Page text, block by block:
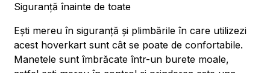
Siguranță înainte de toate
Ești mereu în siguranță și plimbările în care utilizezi
acest hoverkart sunt cât se poate de confortabile.
Manetele sunt îmbrăcate într-un burete moale,